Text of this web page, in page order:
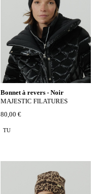
Bonnet à revers - Noir
MAJESTIC FILATURES
80,00 €
TU